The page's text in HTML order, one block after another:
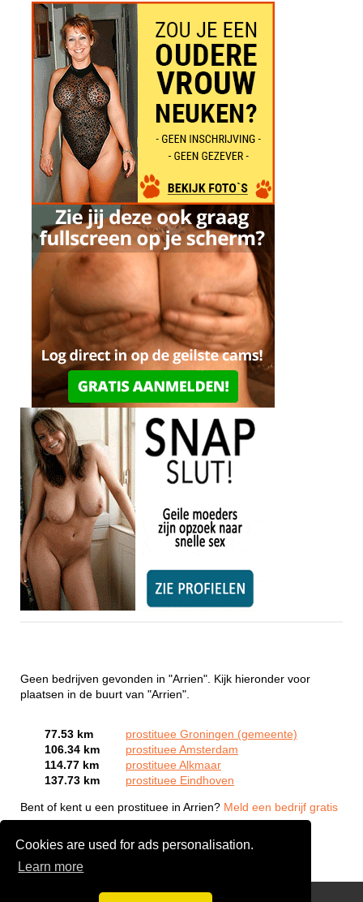
Cookies are used for ads personalisation.
Learn more
Geen bedrijven gevonden in "Arrien". Kijk hieronder voor
plaatsen in de buurt van "Arrien".
77.53 km
prostituee Groningen (gemeente)
106.34 km
prostituee Amsterdam
114.77 km
prostituee Alkmaar
137.73 km
prostituee Eindhoven
Bent of kent u een prostituee in Arrien? Meld een bedrijf gratis
aan